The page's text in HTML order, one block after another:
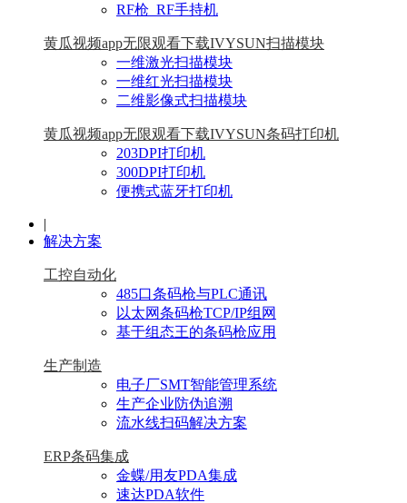
RF枪_RF手持机
黄瓜视频app无限观看下载IVYSUN扫描模块
一维激光扫描模块
一维红光扫描模块
二维影像式扫描模块
黄瓜视频app无限观看下载IVYSUN条码打印机
203DPI打印机
300DPI打印机
便携式蓝牙打印机
|
解决方案
工控自动化
485口条码枪与PLC通讯
以太网条码枪TCP/IP组网
基于组态王的条码枪应用
生产制造
电子厂SMT智能管理系统
生产企业防伪追溯
流水线扫码解决方案
ERP条码集成
金蝶/用友PDA集成
速达PDA软件